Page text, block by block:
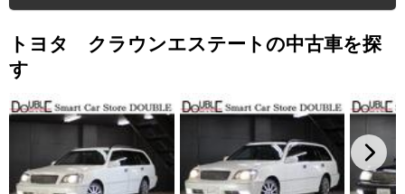
トヨタ クラウンエステートの中古車を探
す